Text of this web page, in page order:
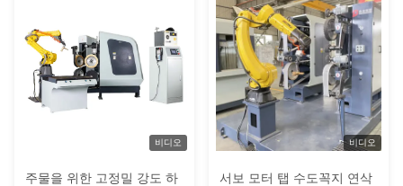
비디오
주물을 위한 고정밀 강도 하
비디오
서보 모터 탭 수도꼭지 연삭